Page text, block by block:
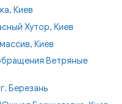
Киев
Хутор, Киев
Киев
Ветряные
Березань